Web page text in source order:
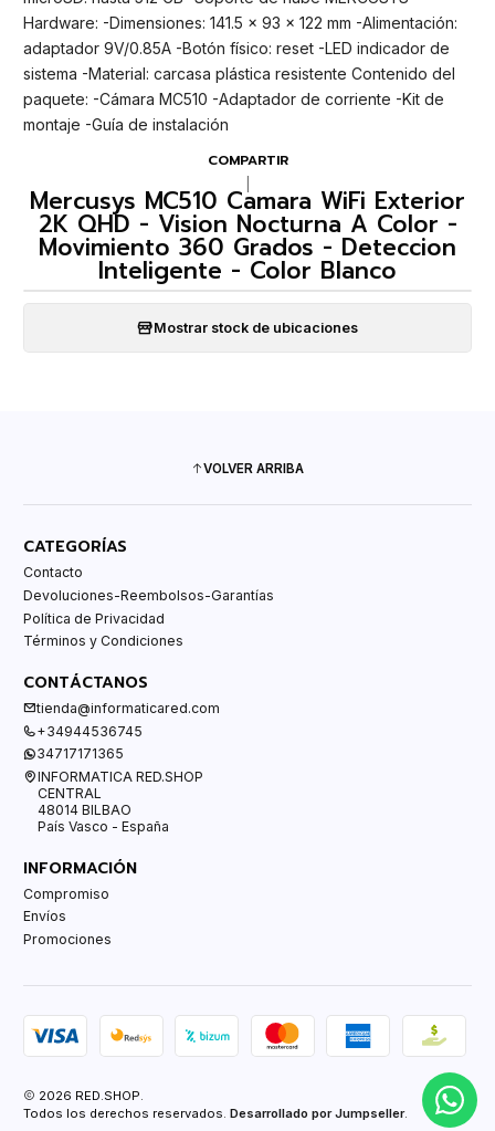
Hardware: -Dimensiones: 141.5 × 93 × 122 mm -Alimentación:
adaptador 9V/0.85A -Botón físico: reset -LED indicador de
sistema -Material: carcasa plástica resistente Contenido del
paquete: -Cámara MC510 -Adaptador de corriente -Kit de
montaje -Guía de instalación
COMPARTIR
Mercusys MC510 Camara WiFi Exterior
2K QHD - Vision Nocturna A Color -
Movimiento 360 Grados - Deteccion
Inteligente - Color Blanco
Mostrar stock de ubicaciones
VOLVER ARRIBA
CATEGORÍAS
Contacto
Devoluciones-Reembolsos-Garantías
Política de Privacidad
Términos y Condiciones
CONTÁCTANOS
tienda@informaticared.com
+34944536745
34717171365
INFORMATICA RED.SHOP
CENTRAL
48014 BILBAO
País Vasco - España
INFORMACIÓN
Compromiso
Envíos
Promociones
2026 RED.SHOP.
Todos los derechos reservados. Desarrollado por Jumpseller.